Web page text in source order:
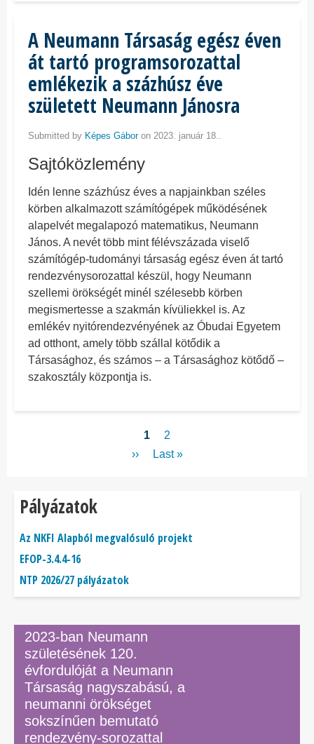
A Neumann Társaság egész éven
át tartó programsorozattal
emlékezik a százhúsz éve
született Neumann Jánosra
Submitted by Képes Gáboron 2023. január 18..
Sajtóközlemény
Idén lenne százhúsz éves a napjainkban széles
körben alkalmazott számítógépek működésének
alapelvét megalapozó matematikus, Neumann
János. A nevét több mint félévszázada viselő
számítógép-tudományi társaság egész éven át tartó
rendezvénysorozattal készül, hogy Neumann
szellemi örökségét minél szélesebb körben
megismertesse a szakmán kívüliekkel is. Az
emlékév nyitórendezvényének az Óbudai Egyetem
ad otthont, amely több szállal kötődik a
Társasághoz, és számos – a Társasághoz kötődő –
szakosztály központja is.
Jelenlegi
oldal
1 Page
2
Következő
››
Utolsó
Last »
Pályázatok
Az NKFI Alapból megvalósuló projekt
EFOP-3.4.4-16
NTP 2026/27 pályázatok
2023-ban Neumann
születésének 120.
évfordulóját a Neumann
Társaság nagyszabású, a
neumanni örökséget
sokszínűen bemutató
rendezvény-sorozattal